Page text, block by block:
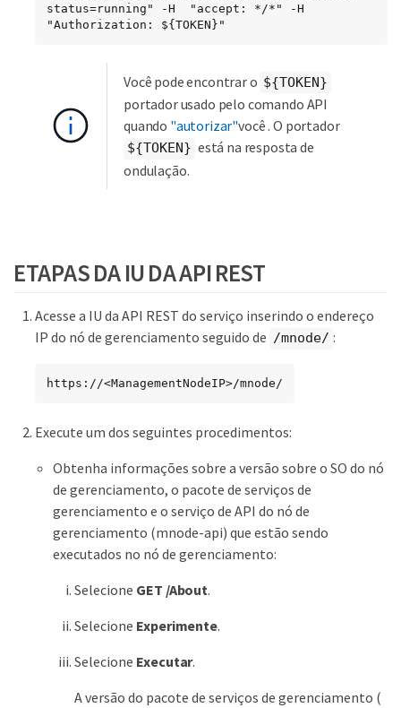
status=running" -H  "accept: */*" -H
"Authorization: ${TOKEN}"
Você pode encontrar o ${TOKEN}
portador usado pelo comando API
quando "autorizar"você . O portador
${TOKEN} está na resposta de
ondulação.
ETAPAS DA IU DA API REST
Acesse a IU da API REST do serviço inserindo o endereço
IP do nó de gerenciamento seguido de /mnode/ :
https://<ManagementNodeIP>/mnode/
Execute um dos seguintes procedimentos:
Obtenha informações sobre a versão sobre o SO do nó
de gerenciamento, o pacote de serviços de
gerenciamento e o serviço de API do nó de
gerenciamento (mnode-api) que estão sendo
executados no nó de gerenciamento:
Selecione GET /About.
Selecione Experimente.
Selecione Executar.
A versão do pacote de serviços de gerenciamento (